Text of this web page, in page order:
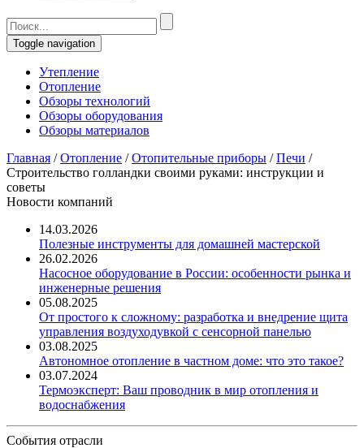
Toggle navigation
Утепление
Отопление
Обзоры технологий
Обзоры оборудования
Обзоры материалов
Главная /Отопление /Отопительные приборы /Печи /
Строительство голландки своими руками: инструкции и
советы
Новости компаний
14.03.2026
Полезные инструменты для домашней мастерской
26.02.2026
Насосное оборудование в России: особенности рынка и
инженерные решения
05.08.2025
От простого к сложному: разработка и внедрение щита
управления воздуходувкой с сенсорной панелью
03.08.2025
Автономное отопление в частном доме: что это такое?
03.07.2024
Термоэксперт: Ваш проводник в мир отопления и
водоснабжения
События отрасли